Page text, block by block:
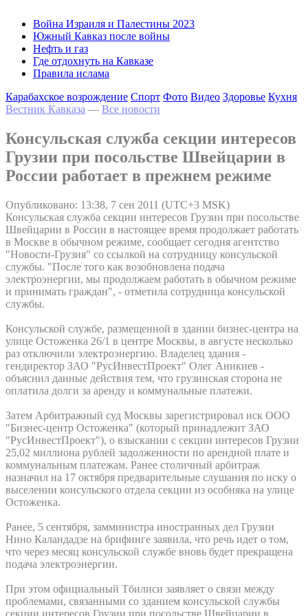
Война Израиля и Палестины 2023
Южный Кавказ после войны
Нефть и газ
Где отдохнуть на Кавказе
Правила ислама
Карабахское возрождение Спорт Фото Видео Здоровье Кухня
Вестник Кавказа — Все новости
Консульская служба секции интересов
Грузии при посольстве Швейцарии в
России работает в прежнем режиме
Опубликовано: 13:38, 7 сен 2011 (UTC+3 MSK)
Консульская служба секции интересов Грузии при посольстве
Швейцарии в России в настоящее время продолжает работать
в Москве в обычном режиме, сообщает сегодня агентство
"Новости-Грузия" со ссылкой на сотрудницу консульской
службы. "После того как возобновлена подача
электроэнергии, мы продолжаем работать в обычном режиме
и принимать граждан", - отметила сотрудница консульской
службы.
Консульской службе, размещенной в здании бизнес-центра на
улице Остоженка 26/1 в центре Москвы, в августе несколько
раз отключили электроэнергию. Владелец здания -
гендиректор ЗАО "РусИнвестПроект" Олег Аникиев -
объяснил данные действия тем, что грузинская сторона не
оплатила долги за аренду и коммунальные платежи.
Затем Арбитражный суд Москвы зарегистрировал иск ООО
"Бизнес-центр Остоженка" (который принадлежит ЗАО
"РусИнвестПроект"), о взыскании с секции интересов Грузии
25,02 миллиона рублей задолженности по арендной плате и
коммунальным платежам. Ранее столичный арбитраж
назначил на 17 октября предварительные слушания по иску о
выселении консульского отдела секции из особняка на улице
Остоженка.
Ранее, 5 сентября, замминистра иностранных дел Грузии
Нино Каландадзе на брифинге заявила, что речь идет о том,
что через месяц консульской службе вновь будет прекращена
подача электроэнергии.
При этом официальный Тбилиси заявляет о связи между
проблемами, связанными со зданием консульской службы
секции интересов Грузии при посольстве Швейцарии в